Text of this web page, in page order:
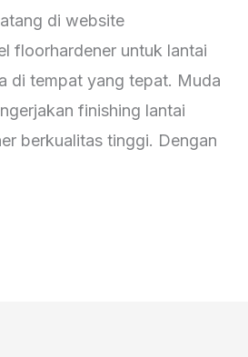
di website
floorhardener untuk lantai
di tempat yang tepat. Muda
finishing lantai
berkualitas tinggi. Dengan